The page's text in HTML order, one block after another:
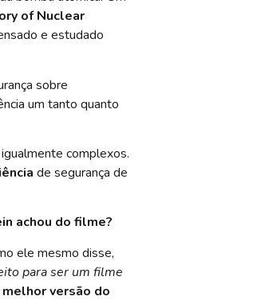
of Nuclear
e estudado
sobre
um tanto quanto
complexos.
de segurança de
achou do filme?
ele mesmo disse,
para ser um filme
melhor versão do